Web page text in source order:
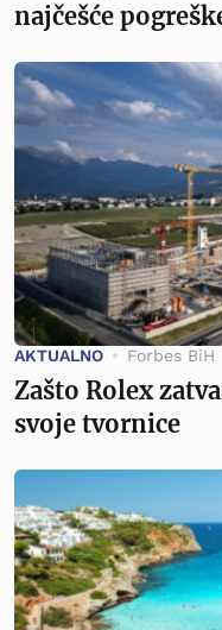
najčešće
AKTUALNO Forbes BiH
Zašto Rolex
svoje tvornice